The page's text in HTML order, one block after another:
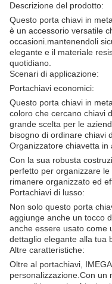
Descrizione del prodotto:
Questo porta chiavi in
è un accessorio versatile
occasioni.mantenendoli
elegante e il materiale
quotidiano.
Scenari di applicazione:
Portachiavi economici:
Questo porta chiavi in
coloro che cercano chiavi
grande scelta per le
bisogno di ordinare chiavi
Organizzatore chiavetta in
Con la sua robusta
perfetto per organizzare
rimanere organizzato ed
Portachiavi di lusso:
Non solo questo porta
aggiunge anche un tocco
anche essere usato come
dettaglio elegante alla tua
Altre caratteristiche:
Oltre al portachiavi,
personalizzazione.Con un